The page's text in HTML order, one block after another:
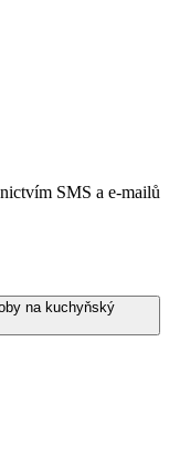
SMS a e-mailů
na kuchyňský